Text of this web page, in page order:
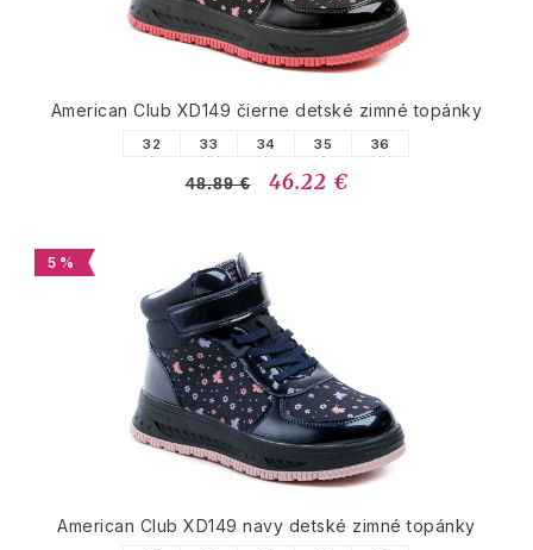
American Club XD149 čierne detské zimné topánky
32 33 34 35 36
48.89 € 46.22 €
5 %
American Club XD149 navy detské zimné topánky